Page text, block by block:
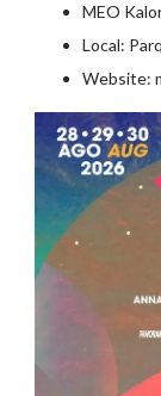
MEO
Local:
Website: